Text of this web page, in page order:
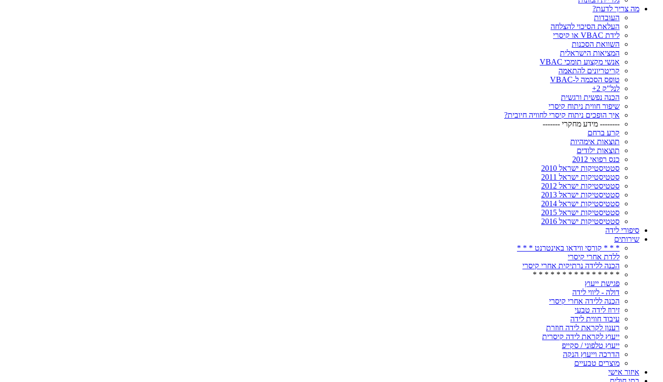
מה צריך לדעת?
העובדות
העלאת הסיכוי להצלחה
לידת VBAC או קיסרי
השוואת הסכנות
המציאות הישראלית
אנשי מקצוע תומכי VBAC
קריטריונים להתאמה
טופס הסכמה ל-VBAC
לנל"ק 2+
הכנה נפשית ורגשית
שיפור חווית ניתוח קיסרי
איך הופכים ניתוח קיסרי לחוויה חיובית?
-------- מידע מחקרי -------
קרע ברחם
תוצאות אימהיות
תוצאות ילודים
כנס רפואי 2012
סטטיסטיקות ישראל 2010
סטטיסטיקות ישראל 2011
סטטיסטיקות ישראל 2012
סטטיסטיקות ישראל 2013
סטטיסטיקות ישראל 2014
סטטיסטיקות ישראל 2015
סטטיסטיקות ישראל 2016
סיפורי לידה
שירותים
* * * קורסי ווידאו באינטרנט * * *
ללדת אחרי קיסרי
הכנה ללידה נרתיקית אחרי קיסרי
* * * * * * * * * * * * * * *
פגישת ייעוץ
דולה - ליווי לידה
הכנה ללידה אחרי קיסרי
זירוז לידה טבעי
עיבוד חווית לידה
רענון לקראת לידה חוזרת
ייעוץ לקראת לידה קיסרית
ייעוץ טלפוני / סקייפ
הדרכה וייעוץ הנקה
מוצרים טבעיים
איזור אישי